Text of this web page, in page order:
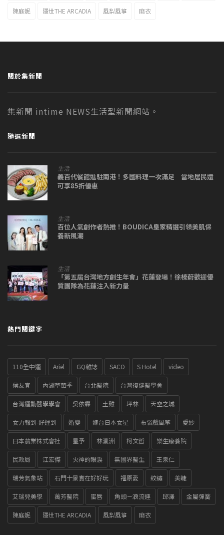
陳庭妮 隱世THE ARCADIA 風梨風箏 麻衣
關於集新聞
集新聞 intime NEWS生活型新聞網站。
隨選新聞
生活
義百代餐館進駐南港！多國料理一次滿足 當地居民還
可享85折優惠
生活
百位人氣創作者熱推！BOUDICA皇家精選引領美肌保
養新風潮
生活
「第五屆台灣地方創生年會」花蓮登場！徐榛蔚歡迎優
質團隊為花蓮注入新力量
熱門關鍵字
110全中運 Ariel GQ雜誌 SACO S Hotel video
侯友宜 內湖草莓季 台北醫院 台灣復健醫學會
台灣運動醫學學會 吳依霖 土雞 坪林 天空之城
女力報到-好運到 婚變 嫁台日本女星 布袋戲風箏 愛紗
日本農業株式會社 星予 林瀛洲 柯文哲 樂生療養院
民政局 江宏傑 火神的眼淚 無國界醫生 王泉仁
瑞芳氣象站 石門十景實在好好玩 福原愛 紋繡 美睫
艾瑞兒美學 萬芳醫院 蜜唇 角頭－浪流連 邱澤 金屬彈簧
陳庭妮 隱世THE ARCADIA 風梨風箏 麻衣